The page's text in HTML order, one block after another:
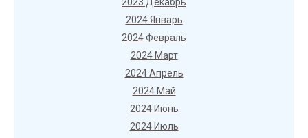
2024 Январь
2024 Февраль
2024 Март
2024 Апрель
2024 Май
2024 Июнь
2024 Июль